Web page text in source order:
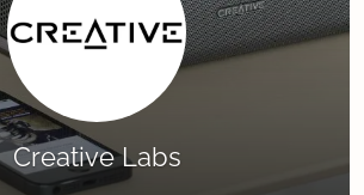
Creative Labs